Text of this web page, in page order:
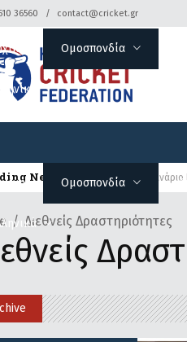
36560 contact@cricket.gr
Ομοσπονδία
Ομοσπονδία
News Δελτίο Τύπου –
Διεθνείς Δραστηριότητες